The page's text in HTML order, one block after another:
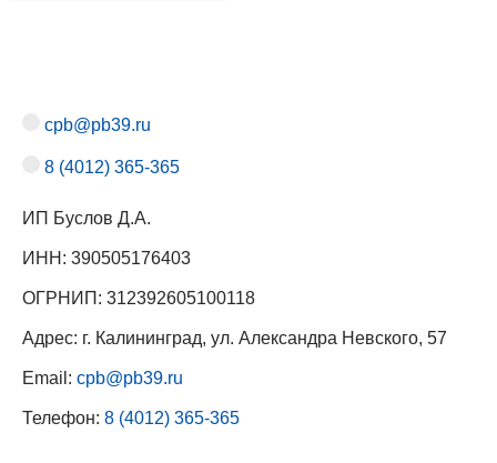
cpb@pb39.ru
8 (4012) 365-365
ИП Буслов Д.А.
ИНН: 390505176403
ОГРНИП: 312392605100118
Адрес: г. Калининград, ул. Александра Невского, 57
Email: cpb@pb39.ru
Телефон: 8 (4012) 365-365